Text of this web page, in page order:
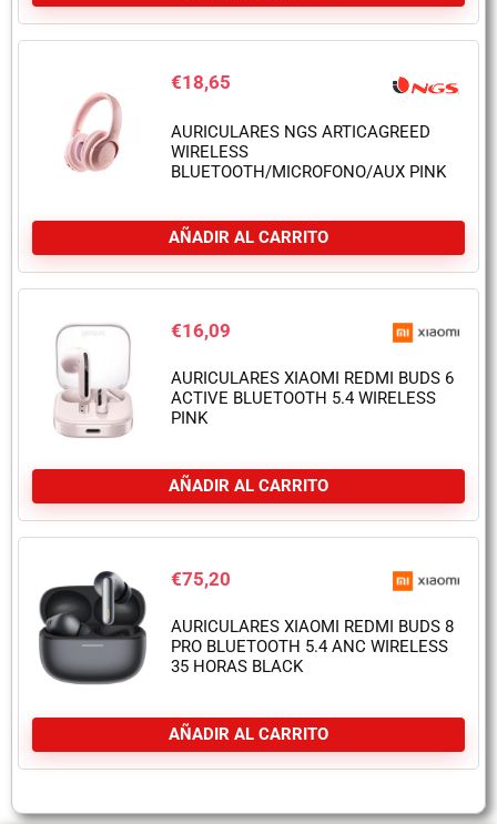
€18,65
AURICULARES NGS ARTICAGREED
WIRELESS
BLUETOOTH/MICROFONO/AUX PINK
AÑADIR AL CARRITO
€16,09
AURICULARES XIAOMI REDMI BUDS 6
ACTIVE BLUETOOTH 5.4 WIRELESS
PINK
AÑADIR AL CARRITO
€75,20
AURICULARES XIAOMI REDMI BUDS 8
PRO BLUETOOTH 5.4 ANC WIRELESS
35 HORAS BLACK
AÑADIR AL CARRITO